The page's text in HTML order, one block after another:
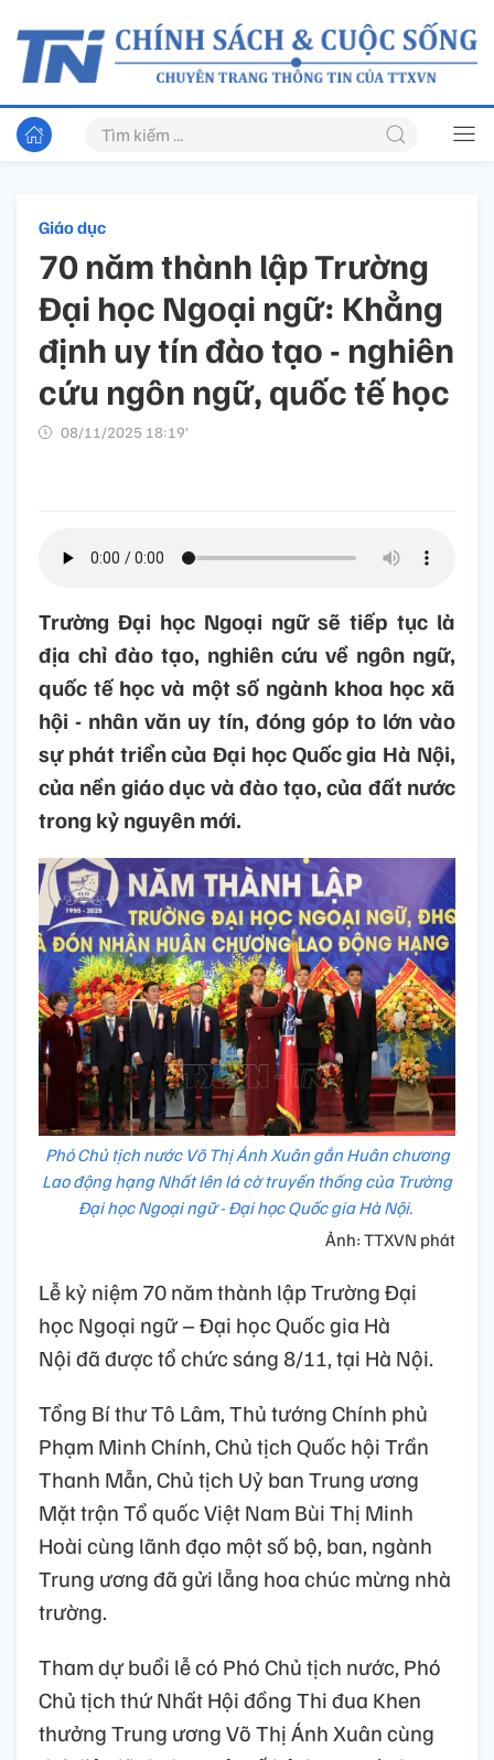
Giáo dục
70 năm thành lập Trường
Đại học Ngoại ngữ: Khẳng
định uy tín đào tạo - nghiên
cứu ngôn ngữ, quốc tế học
08/11/2025 18:19’
Trường Đại học Ngoại ngữ sẽ tiếp tục là
địa chỉ đào tạo, nghiên cứu về ngôn ngữ,
quốc tế học và một số ngành khoa học xã
hội - nhân văn uy tín, đóng góp to lớn vào
sự phát triển của Đại học Quốc gia Hà Nội,
của nền giáo dục và đào tạo, của đất nước
trong kỷ nguyên mới.
Phó Chủ tịch nước Võ Thị Ánh Xuân gắn Huân chương
Lao động hạng Nhất lên lá cờ truyền thống của Trường
Đại học Ngoại ngữ - Đại học Quốc gia Hà Nội.
Ảnh: TTXVN phát
Lễ kỷ niệm 70 năm thành lập Trường Đại
học Ngoại ngữ – Đại học Quốc gia Hà
Nội đã được tổ chức sáng 8/11, tại Hà Nội.
Tổng Bí thư Tô Lâm, Thủ tướng Chính phủ
Phạm Minh Chính, Chủ tịch Quốc hội Trần
Thanh Mẫn, Chủ tịch Uỷ ban Trung ương
Mặt trận Tổ quốc Việt Nam Bùi Thị Minh
Hoài cùng lãnh đạo một số bộ, ban, ngành
Trung ương đã gửi lẵng hoa chúc mừng nhà
trường.
Tham dự buổi lễ có Phó Chủ tịch nước, Phó
Chủ tịch thứ Nhất Hội đồng Thi đua Khen
thưởng Trung ương Võ Thị Ánh Xuân cùng